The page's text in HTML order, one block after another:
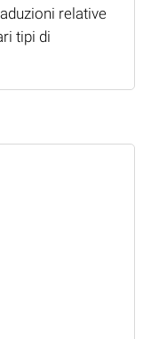
relative
tipi di